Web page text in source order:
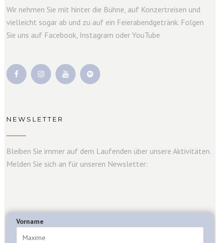
Wir nehmen Sie mit hinter die Bühne, auf Konzertreisen und
vielleicht sogar ab und zu auf ein Feierabendgetränk. Folgen
Sie uns auf Facebook, Instagram oder YouTube
NEWSLETTER
Bleiben Sie immer auf dem Laufenden über unsere Aktivitäten.
Melden Sie sich an für unseren Newsletter:
Vorname